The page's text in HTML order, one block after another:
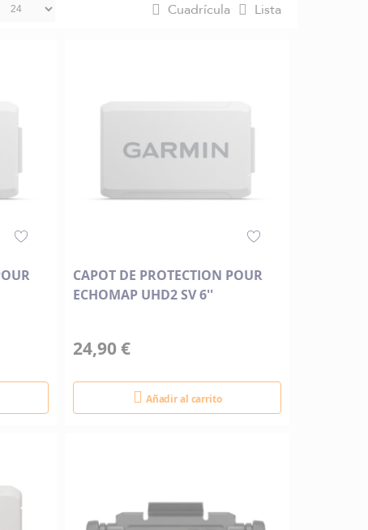
Cuadrícula Lista
CAPOT DE PROTECTION POUR
ECHOMAP UHD2 SV 6''
24,90 €
Añadir al carrito